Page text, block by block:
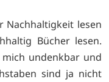
Nachhaltigkeit lesen
Bücher lesen.
undenkbar und
sind ja nicht